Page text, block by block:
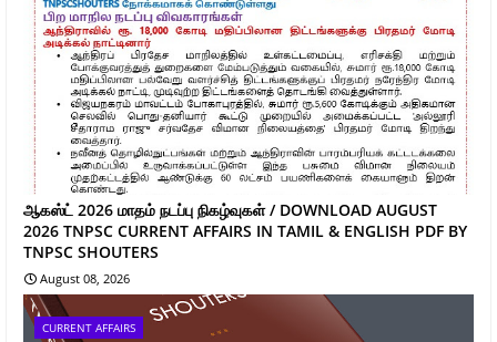
ஆகஸ்ட் 2026 மாதம் நடப்பு நிகழ்வுகள் / DOWNLOAD AUGUST
2026 TNPSC CURRENT AFFAIRS IN TAMIL & ENGLISH PDF BY
TNPSC SHOUTERS
August 08, 2026
CURRENT AFFAIRS